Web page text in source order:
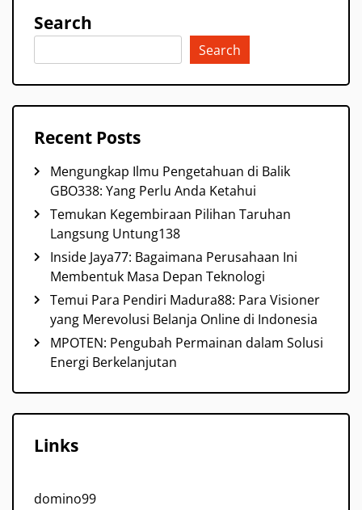
Search
Search
Recent Posts
Mengungkap Ilmu Pengetahuan di Balik
GBO338: Yang Perlu Anda Ketahui
Temukan Kegembiraan Pilihan Taruhan
Langsung Untung138
Inside Jaya77: Bagaimana Perusahaan Ini
Membentuk Masa Depan Teknologi
Temui Para Pendiri Madura88: Para Visioner
yang Merevolusi Belanja Online di Indonesia
MPOTEN: Pengubah Permainan dalam Solusi
Energi Berkelanjutan
Links
domino99